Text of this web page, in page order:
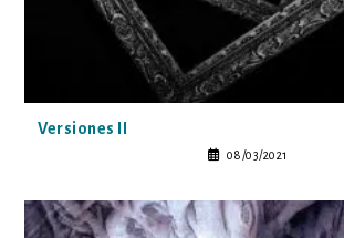
Versiones II
08/03/2021